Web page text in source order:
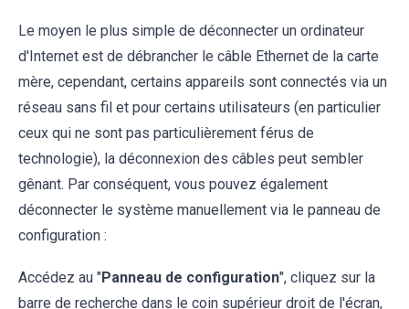
Le moyen le plus simple de déconnecter un ordinateur
d'Internet est de débrancher le câble Ethernet de la carte
mère, cependant, certains appareils sont connectés via un
réseau sans fil et pour certains utilisateurs (en particulier
ceux qui ne sont pas particulièrement férus de
technologie), la déconnexion des câbles peut sembler
gênant. Par conséquent, vous pouvez également
déconnecter le système manuellement via le panneau de
configuration :
Accédez au "Panneau de configuration", cliquez sur la
barre de recherche dans le coin supérieur droit de l'écran,